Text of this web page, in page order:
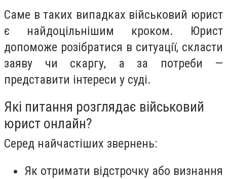
Саме в таких випадках військовий юрист
є найдоцільнішим кроком. Юрист
допоможе розібратися в ситуації, скласти
заяву чи скаргу, а за потреби —
представити інтереси у суді.
Які питання розглядає військовий
юрист онлайн?
Серед найчастіших звернень:
Як отримати відстрочку або визнання